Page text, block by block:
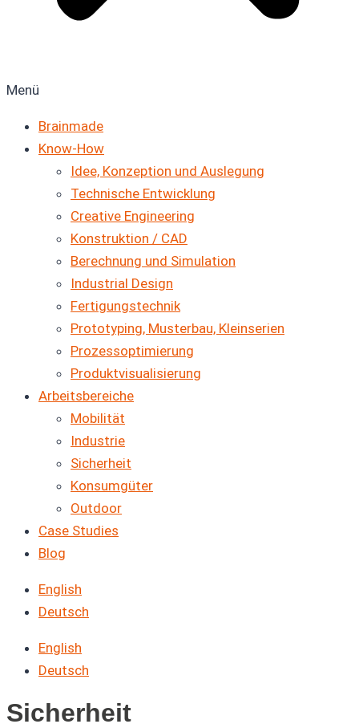
Menü
Brainmade
Know-How
Idee, Konzeption und Auslegung
Technische Entwicklung
Creative Engineering
Konstruktion / CAD
Berechnung und Simulation
Industrial Design
Fertigungstechnik
Prototyping, Musterbau, Kleinserien
Prozessoptimierung
Produkt­visualisierung
Arbeitsbereiche
Mobilität
Industrie
Sicherheit
Konsumgüter
Outdoor
Case Studies
Blog
English
Deutsch
English
Deutsch
Sicherheit